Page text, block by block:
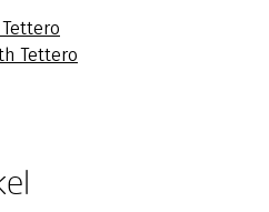
Tettero